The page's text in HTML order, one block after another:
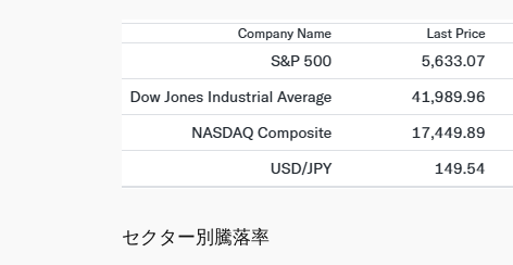
セクター別騰落率